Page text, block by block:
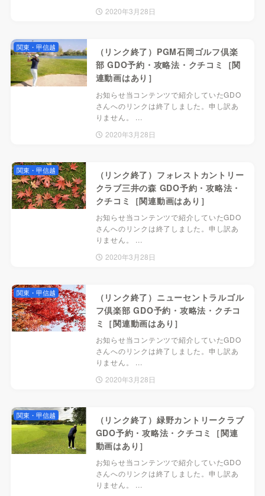
2020年3月28日
（リンク終了）PGM石岡ゴルフ倶楽
部 GDO予約・攻略法・クチコミ［関
連動画はあり］
お知らせ当コンテンツで紹介していたGDO
さんへのリンクは終了しました。申し訳あ
りません。 ...
2020年3月28日
関東・甲信越
（リンク終了）フォレストカントリー
クラブ三井の森 GDO予約・攻略法・
クチコミ［関連動画はあり］
お知らせ当コンテンツで紹介していたGDO
さんへのリンクは終了しました。申し訳あ
りません。 ...
2020年3月28日
関東・甲信越
（リンク終了）ニューセントラルゴル
フ倶楽部 GDO予約・攻略法・クチコ
ミ［関連動画はあり］
お知らせ当コンテンツで紹介していたGDO
さんへのリンクは終了しました。申し訳あ
りません。 ...
2020年3月28日
関東・甲信越
（リンク終了）緑野カントリークラブ
GDO予約・攻略法・クチコミ［関連
動画はあり］
お知らせ当コンテンツで紹介していたGDO
さんへのリンクは終了しました。申し訳あ
りません。 ...
関東・甲信越